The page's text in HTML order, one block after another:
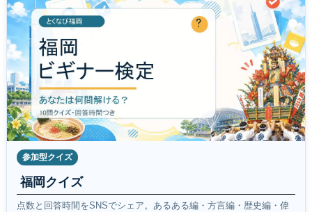
参加型クイズ
福岡クイズ
点数と回答時間をSNSでシェア。あるある編・方言編・歴史編・偉